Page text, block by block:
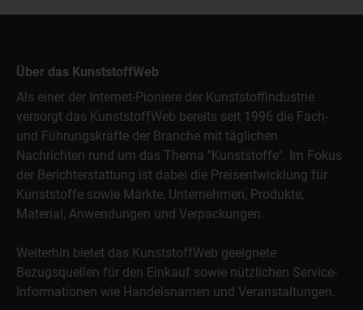
Über das KunststoffWeb
Als einer der Internet-Pioniere der Kunststoffindustrie
versorgt das KunststoffWeb bereits seit 1996 die Fach-
und Führungskräfte der Branche mit täglichen
Nachrichten rund um das Thema "Kunststoffe". Im Fokus
der Berichterstattung ist dabei die Preisentwicklung für
Kunststoffe sowie Märkte, Unternehmen, Produkte,
Material, Anwendungen und Verpackungen.
Weiterhin bietet das KunststoffWeb geeignete
Bezugsquellen für den Einkauf sowie nützlichen Service-
Informationen wie Handelsnamen und Veranstaltungen.